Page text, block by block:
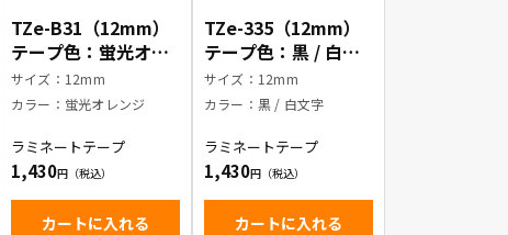
TZe-B31（12mm）
テープ色：蛍光オレ
ンジ / 黒文字
サイズ：12mm
カラー：蛍光オレンジ
ラミネートテープ
1,430
カートに入れる
TZe-335（12mm）
テープ色：黒 / 白文
字
サイズ：12mm
カラー：黒 / 白文字
ラミネートテープ
1,430
カートに入れる